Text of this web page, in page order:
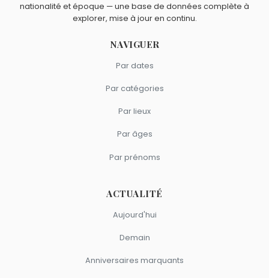
nationalité et époque — une base de données complète à
explorer, mise à jour en continu.
NAVIGUER
Par dates
Par catégories
Par lieux
Par âges
Par prénoms
ACTUALITÉ
Aujourd'hui
Demain
Anniversaires marquants